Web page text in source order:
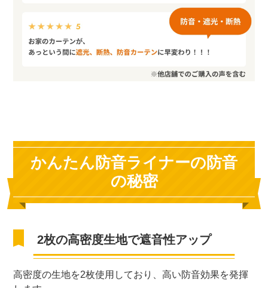
かんたん防音ライナーの防音
の秘密
2枚の高密度生地で遮音性アップ
高密度の生地を2枚使用しており、高い防音効果を発揮